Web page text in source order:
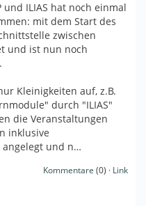
und ILIAS hat noch einmal
mit dem Start des
zwischen
und ist nun noch
Kleinigkeiten auf, z.B.
durch "ILIAS"
die Veranstaltungen
inklusive
angelegt und n…
Kommentare (0) · Link